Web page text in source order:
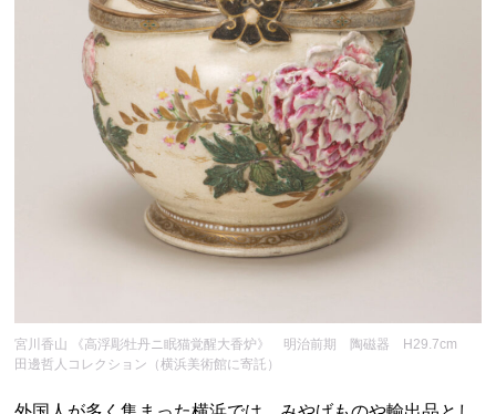
宮川香山 《高浮彫牡丹ニ眠猫覚醒大香炉》 明治前期 陶磁器 H29.7cm
田邊哲人コレクション（横浜美術館に寄託）